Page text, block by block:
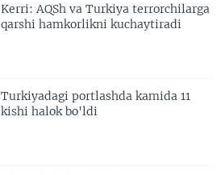
Kerri: AQSh va Turkiya terrorchilarga
qarshi hamkorlikni kuchaytiradi
Turkiyadagi portlashda kamida 11
kishi halok bo'ldi